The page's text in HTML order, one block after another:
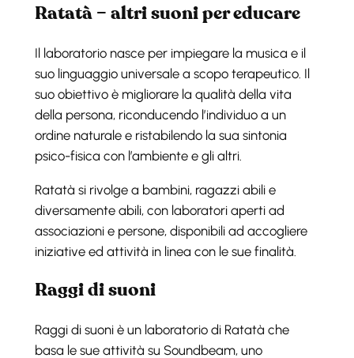
Ratatà – altri suoni per educare
Il laboratorio nasce per impiegare la musica e il
suo linguaggio universale a scopo terapeutico. Il
suo obiettivo è migliorare la qualità della vita
della persona, riconducendo l’individuo a un
ordine naturale e ristabilendo la sua sintonia
psico-fisica con l’ambiente e gli altri.
Ratatà si rivolge a bambini, ragazzi abili e
diversamente abili, con laboratori aperti ad
associazioni e persone, disponibili ad accogliere
iniziative ed attività in linea con le sue finalità.
Raggi di suoni
Raggi di suoni è un laboratorio di Ratatà che
basa le sue attività su Soundbeam, uno